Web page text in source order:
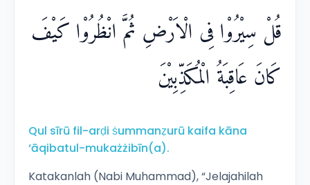
قُلْ سِيْرُوْا فِى الْاَرْضِ ثُمَّ انْظُرُوْا كَيْفَ
كَانَ عَاقِبَةُ الْمُكَذِّبِيْنَ
Qul sīrū fil-arḍi ṡummanẓurū kaifa kāna
‘āqibatul-mukażżibīn(a).
Katakanlah (Nabi Muhammad), “Jelajahilah